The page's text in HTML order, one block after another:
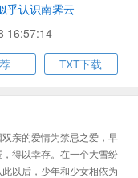
乎认识南霁云
16:57:14
TXT下载
亲的爱情为禁忌之爱，早
得以幸存。在一个大雪纷
以后，少年和少女相依为